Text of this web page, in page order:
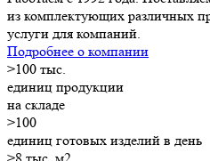
из комплектующих различных
услуги для компаний.
Подробнее о компании
>100 тыс.
единиц продукции
на складе
>100
единиц готовых изделий в день
>8 тыс. м2